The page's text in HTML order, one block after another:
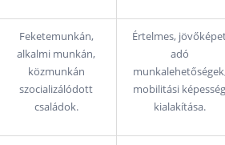
Feketemunkán,
alkalmi munkán,
közmunkán
szocializálódott
családok.
Értelmes,
adó
mobilitási képesség
kialakítása.